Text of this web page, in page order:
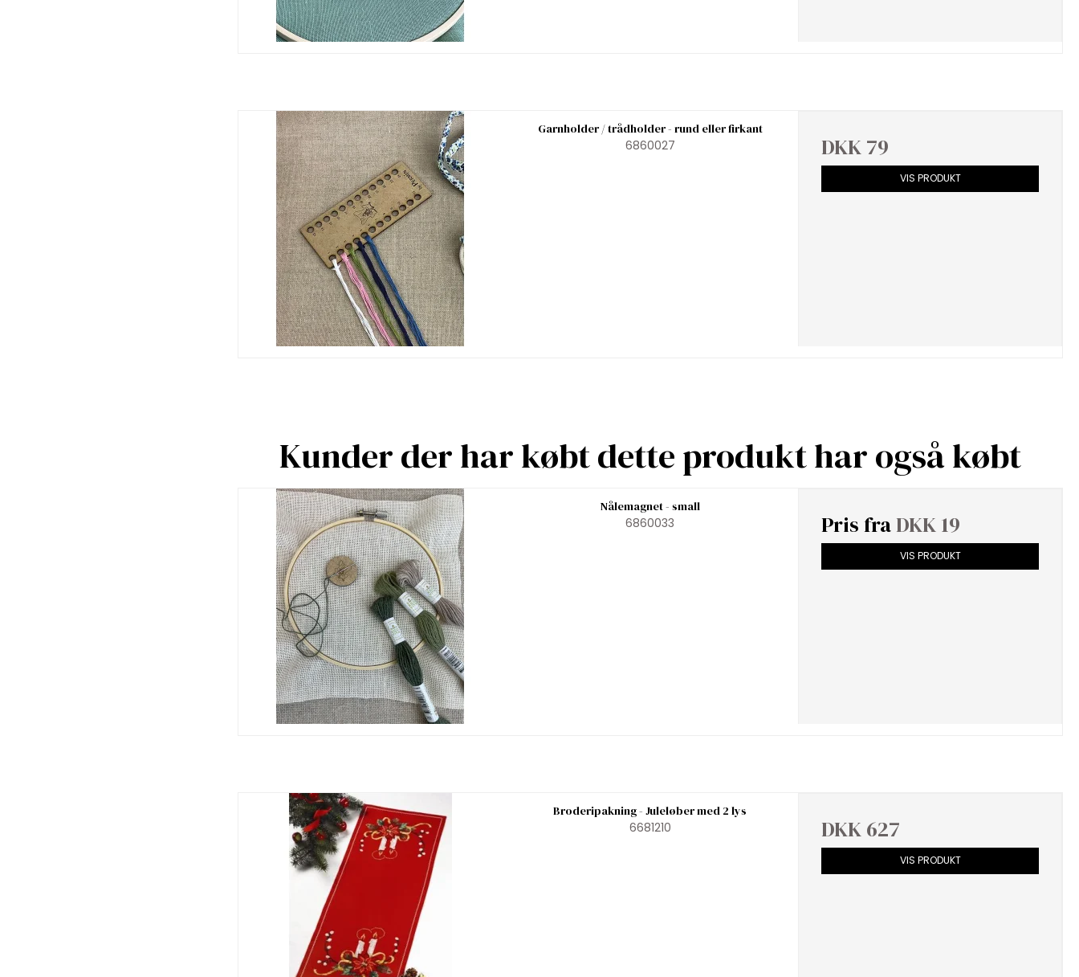
Garnholder / trådholder - rund eller firkant
6860027
DKK 79
VIS PRODUKT
Kunder der har købt dette produkt har også købt
Nålemagnet - small
6860033
Pris fraDKK 19
VIS PRODUKT
Broderipakning - Juleløber med 2 lys
6681210
DKK 627
VIS PRODUKT